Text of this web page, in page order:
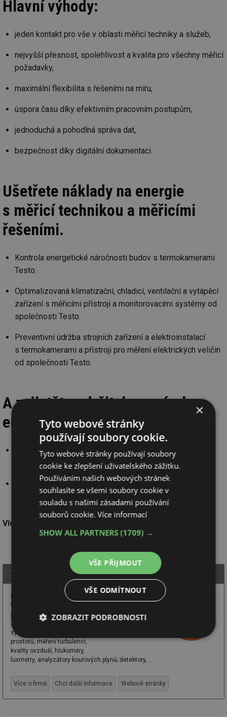
Hlavní výhody:
jeden kontakt pro vše v oblasti měřicí techniky a služeb,
nejvyšší přesnost, spolehlivost a kvalita pro všechny měřicí
požadavky,
maximální flexibilita s řešeními na míru,
úspora času díky efektivním pracovním postupům,
jednoduchá a pohodlná správa dat,
bezpečnost díky digitální dokumentaci.
Ušetřete náklady na energie
s měřicí technikou a měřicími
řešeními.
Kontrola energetické náročnosti budov s termokamerami
Testo.
Optimalizovaná klimatizační, chladicí, ventilační a vytápěcí
zařízení s měřicími přístroji a monitorovacími systémy od
společnosti Testo.
Preventivní údržba strojních zařízení a elektroinstalací
s termokamerami a přístroji pro měření elektrických veličin
od společnosti Testo.
A zajistěte udržitelnou výrobu
energie.
Zajištění bezproblémového provozu fotovoltaických
elektráren s termokamerami Testo.
Snadná a rychlá instalace a kontrola tepelných čerpadel
s digitálními servisními přístroji od společnosti Testo.
Více informací získáte na
Testo s.r.o.
Digitální měřicí přístroje:
teploměry, vlhkoměry, měřiče
proudění; přístroje pro
zaregulování vzduchotechniky;
systémy pro validaci čistých
prostorů, měření turbulencí,
kvality ovzduší, hlukoměry,
luxmetry, analyzátory kouřových plynů; detektory, ...
Více o firmě Chci další informace Webové stránky
×
Tyto webové stránky
používají soubory cookie.
Tyto webové stránky používají soubory
cookie ke zlepšení uživatelského zážitku.
Používáním našich webových stránek
souhlasíte se všemi soubory cookie v
souladu s našimi zásadami používání
souborů cookie.Více informací
SHOW ALL PARTNERS(1709) →
VŠE PŘIJMOUT
VŠE ODMÍTNOUT
ZOBRAZIT PODROBNOSTI
Nezbytně
nutné
soubory
Výkonové
Soubory